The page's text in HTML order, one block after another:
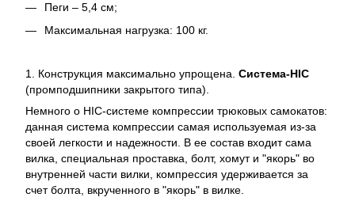
Пеги – 5,4 см;
Максимальная нагрузка: 100 кг.
1. Конструкция максимально упрощена. Система-HIC
(промподшипники закрытого типа).
Немного о HIC-системе компрессии трюковых самокатов:
данная система компрессии самая используемая из-за
своей легкости и надежности. В ее состав входит сама
вилка, специальная проставка, болт, хомут и "якорь" во
внутренней части вилки, компрессия удерживается за
счет болта, вкрученного в "якорь" в вилке.